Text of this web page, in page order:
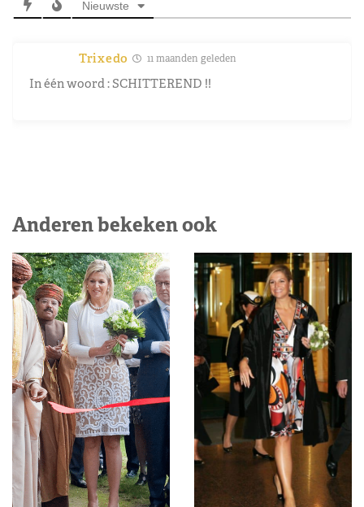
Nieuwste
Trixedo 11 maanden geleden
In één woord : SCHITTEREND !!
Anderen bekeken ook